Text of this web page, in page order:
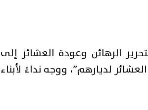
الرهائن وعودة العشائر إلى
لديارهم”، ووجه نداءً لأبناء